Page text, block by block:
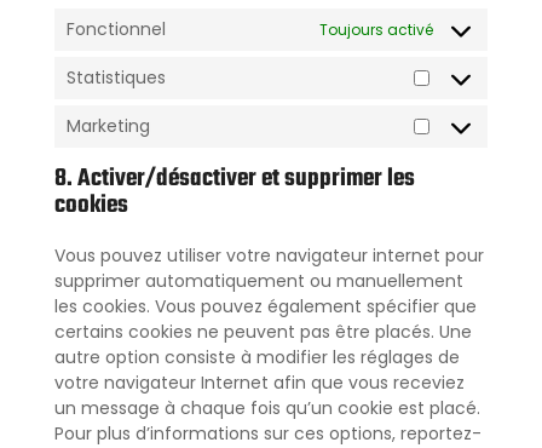
Fonctionnel Toujours activé
Statistiques
Marketing
8. Activer/désactiver et supprimer les
cookies
Vous pouvez utiliser votre navigateur internet pour
supprimer automatiquement ou manuellement
les cookies. Vous pouvez également spécifier que
certains cookies ne peuvent pas être placés. Une
autre option consiste à modifier les réglages de
votre navigateur Internet afin que vous receviez
un message à chaque fois qu’un cookie est placé.
Pour plus d’informations sur ces options, reportez-